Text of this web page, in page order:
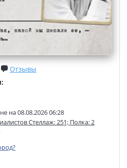
Отзывы
на 08.08.2026 06:28
Стеллаж: 251; Полка: 2